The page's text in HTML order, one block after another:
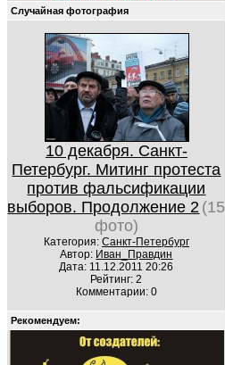
Случайная фотография
10 декабря. Санкт-
Петербург. Митинг протеста
против фальсификации
выборов. Продолжение 2 (15
фото)
Категория: Санкт-Петербург
Автор: Иван_Правдин
Дата: 11.12.2011 20:26
Рейтинг: 2
Комментарии: 0
Рекомендуем: